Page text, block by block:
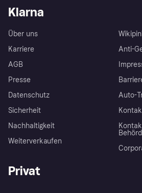
Klarna
Über uns
Karriere
AGB
Presse
Datenschutz
Sicherheit
Nachhaltigkeit
Weiterverkaufen
Anti-
Auto-
Privat